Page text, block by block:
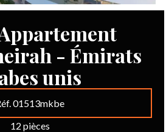
- Émirats
unis
01513mkbe
12 pièces